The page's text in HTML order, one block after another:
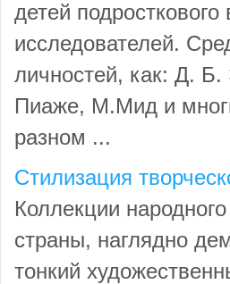
детей
исследователей.
личностей, как: Д.
Пиаже, М.Мид и
разном ...
Стилизация
Коллекции
страны, наглядно
тонкий